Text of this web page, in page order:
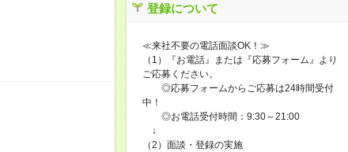
登録について
≪来社不要の電話面談OK！≫
（1）『お電話』または『応募フォーム』より
ご応募ください。
◎応募フォームからご応募は24時間受付
中！
◎お電話受付時間：9:30～21:00
↓
（2）面談・登録の実施